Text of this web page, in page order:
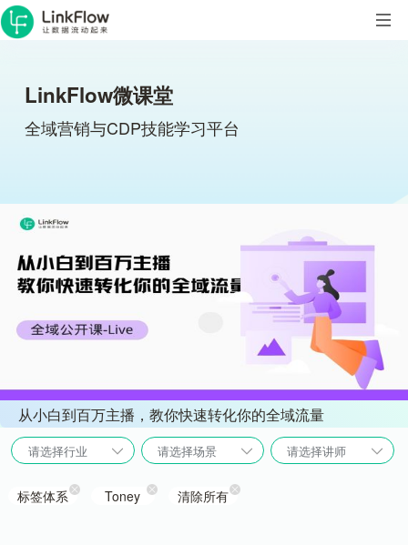
LinkFlow微课堂
全域营销与CDP技能学习平台
从小白到百万主播，教你快速转化你的全域流量
请选择行业 请选择场景 请选择讲师
标签体系 Toney 清除所有